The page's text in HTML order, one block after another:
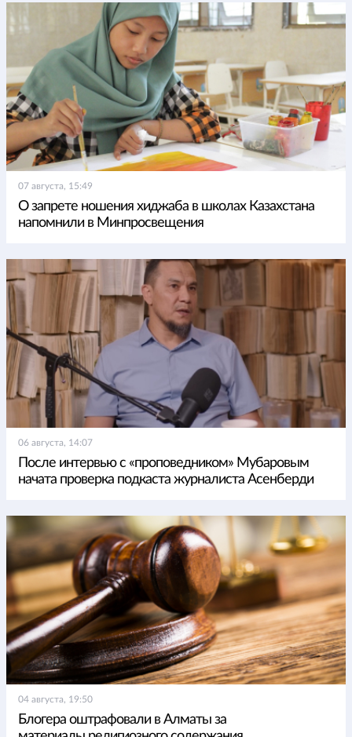
07 августа, 15:49
О запрете ношения хиджаба в школах Казахстана
напомнили в Минпросвещения
06 августа, 14:07
После интервью с «проповедником» Мубаровым
начата проверка подкаста журналиста Асенберди
04 августа, 19:50
Блогера оштрафовали в Алматы за